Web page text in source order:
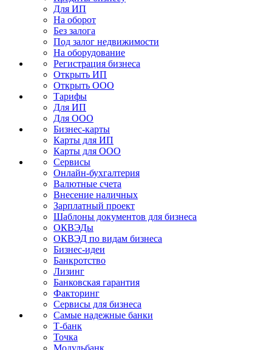
Для ИП
На оборот
Без залога
Под залог недвижимости
На оборудование
Регистрация бизнеса
Открыть ИП
Открыть ООО
Тарифы
Для ИП
Для ООО
Бизнес-карты
Карты для ИП
Карты для ООО
Сервисы
Онлайн-бухгалтерия
Валютные счета
Внесение наличных
Зарплатный проект
Шаблоны документов для бизнеса
ОКВЭДы
ОКВЭД по видам бизнеса
Бизнес-идеи
Банкротство
Лизинг
Банковская гарантия
Факторинг
Сервисы для бизнеса
Самые надежные банки
Т-банк
Точка
Модульбанк